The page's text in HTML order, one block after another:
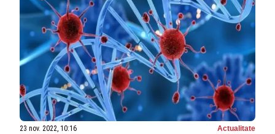
23 nov. 2022, 10:16 Actualitate